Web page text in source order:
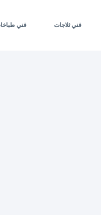
فني ثلاجات فني